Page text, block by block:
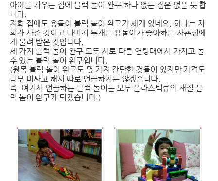
아이를 키우는 집에 블럭 놀이 완구 하나 없는 집은 없을 듯 합
니다.
저희 집에도 용돌이 블럭 놀이 완구가 세개 있네요. 하나는 저
희가 사준 것이고 나머지 두개는 용돌이가 좋아하는 사촌형에
게 물려 받은 것입니다.
세 가지 블럭 놀이 완구 모두 서로 다른 연령대에서 가지고 놀
수 있는 블럭 놀이 완구입니다.
(원목 블럭 놀이 완구도 몇 가지 간단한 것들이 있지만 가격도
너무 비싸고 해서 따로 언급하지는 않겠습니다.
즉, 여기서 언급하는 블럭 놀이는 모두 플라스틱류의 재질 블
럭 놀이 완구가 되겠습니다.)